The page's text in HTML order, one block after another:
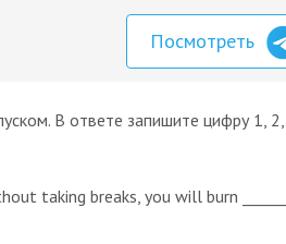
Посмотреть
В ответе запишите цифру
taking breaks, you will burn